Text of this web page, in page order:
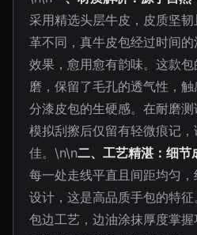
采用精选头层牛皮，皮质坚
革不同，真牛皮包经过时间
效果，愈用愈有韵味。这款
磨，保留了毛孔的透气性，
分漆皮包的生硬感。在耐磨
模拟刮擦后仅留有轻微痕记
佳。\n\n二、工艺精湛：细节
每一处走线平直且间距均匀
设计，这是高品质手包的特
包边工艺，边油涂抹厚度掌